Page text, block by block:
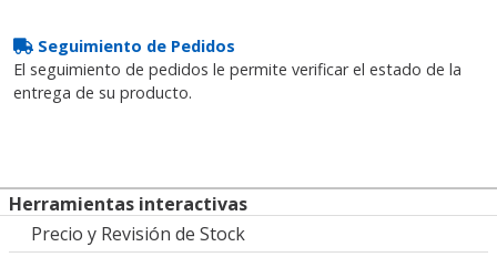
Herramientas interactivas
Precio y Revisión de Stock
Seguimiento de Pedidos
El seguimiento de pedidos le permite verificar el estado de la
entrega de su producto.